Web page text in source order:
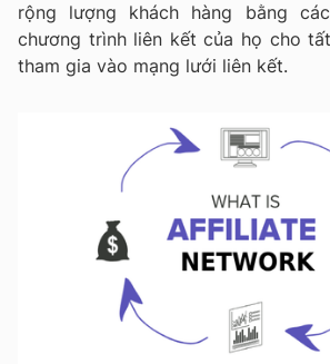
rộng lượng khách hàng bằng
chương trình liên kết của họ cho
tham gia vào mạng lưới liên kết.